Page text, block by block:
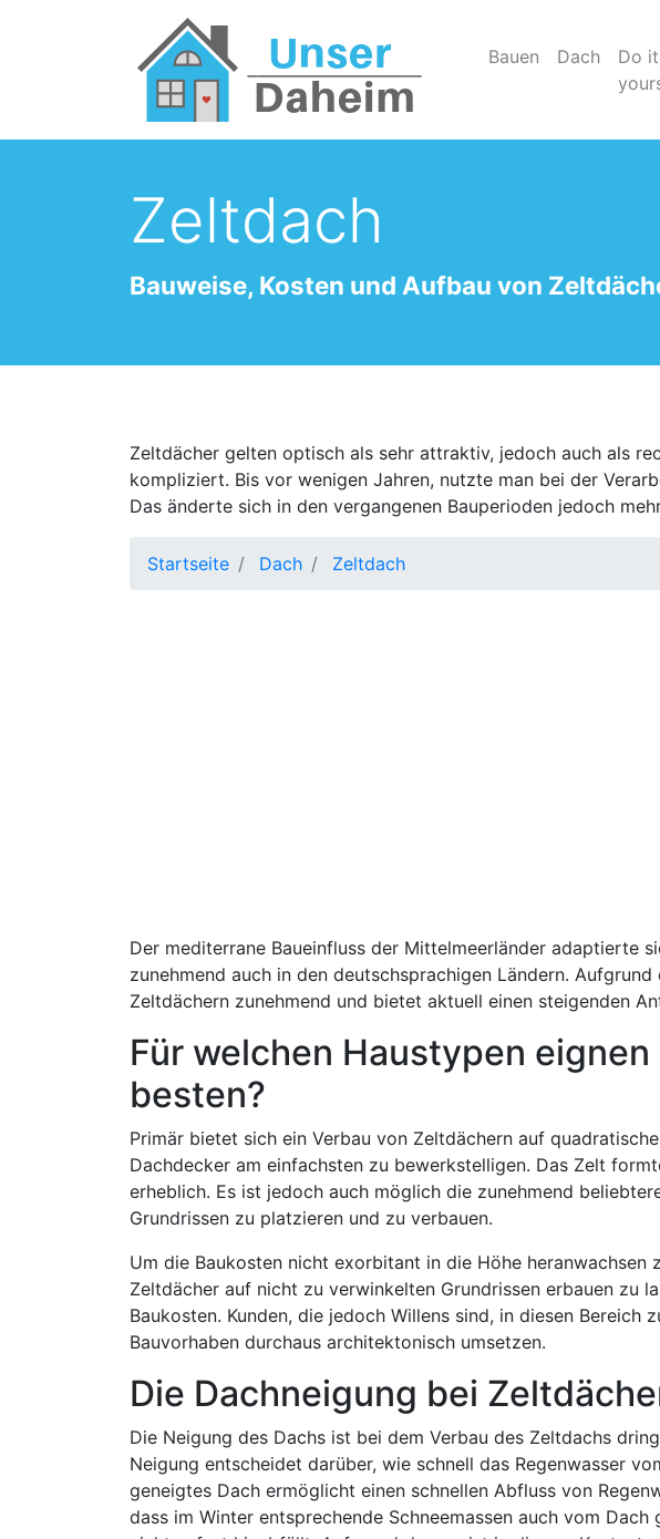
Bauen Dach
Do it
Zeltdach
Bauweise, Kosten und Aufbau von
Zeltdächer gelten optisch als sehr attraktiv, jedoch auch als
kompliziert. Bis vor wenigen Jahren, nutzte man bei der
Das änderte sich in den vergangenen Bauperioden jedoch
Startseite Dach Zeltdach
Der mediterrane Baueinfluss der Mittelmeerländer adaptierte
zunehmend auch in den deutschsprachigen Ländern.
Zeltdächern zunehmend und bietet aktuell einen steigenden
Für welchen Haustypen
besten?
Primär bietet sich ein Verbau von Zeltdächern auf
Dachdecker am einfachsten zu bewerkstelligen. Das Zelt
erheblich. Es ist jedoch auch möglich die zunehmend
Grundrissen zu platzieren und zu verbauen.
Um die Baukosten nicht exorbitant in die Höhe heranwachsen
Zeltdächer auf nicht zu verwinkelten Grundrissen erbauen zu
Baukosten. Kunden, die jedoch Willens sind, in diesen Bereich
Bauvorhaben durchaus architektonisch umsetzen.
Die Dachneigung bei
Die Neigung des Dachs ist bei dem Verbau des Zeltdachs
Neigung entscheidet darüber, wie schnell das Regenwasser
geneigtes Dach ermöglicht einen schnellen Abfluss von
dass im Winter entsprechende Schneemassen auch vom